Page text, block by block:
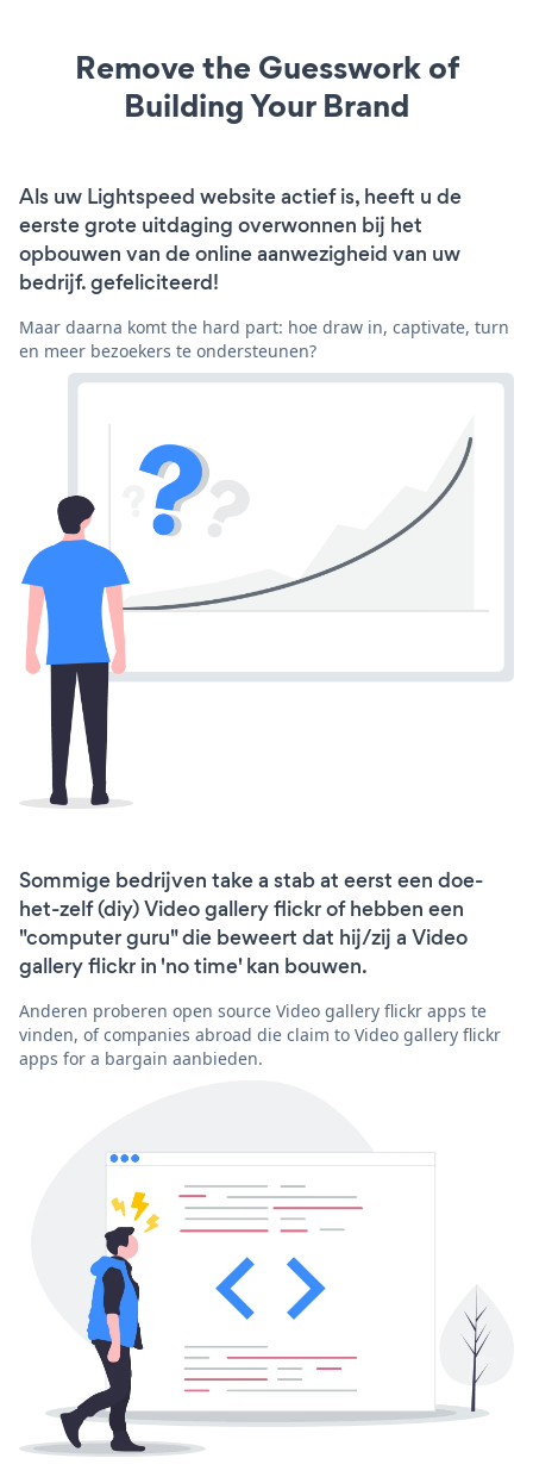
Remove the Guesswork of
Building Your Brand
Als uw Lightspeed website actief is, heeft u de
eerste grote uitdaging overwonnen bij het
opbouwen van de online aanwezigheid van uw
bedrijf. gefeliciteerd!
Maar daarna komt the hard part: hoe draw in, captivate, turn
en meer bezoekers te ondersteunen?
Sommige bedrijven take a stab at eerst een doe-
het-zelf (diy) Video gallery flickr of hebben een
"computer guru" die beweert dat hij/zij a Video
gallery flickr in 'no time' kan bouwen.
Anderen proberen open source Video gallery flickr apps te
vinden, of companies abroad die claim to Video gallery flickr
apps for a bargain aanbieden.